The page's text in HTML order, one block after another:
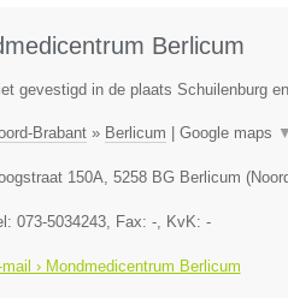
Berlicum
gevestigd in de plaats Schuilenburg
Brabant» Berlicum Google maps ▼
150A, 5258 BG Berlicum (
073-5034243, Fax: -, KvK: -
mail › Mondmedicentrum Berlicum